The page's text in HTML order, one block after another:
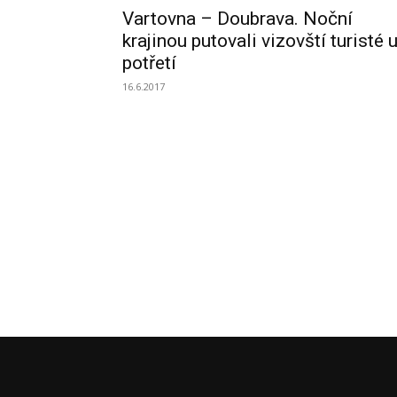
Vartovna – Doubrava. Noční
krajinou putovali vizovští turisté
potřetí
16.6.2017